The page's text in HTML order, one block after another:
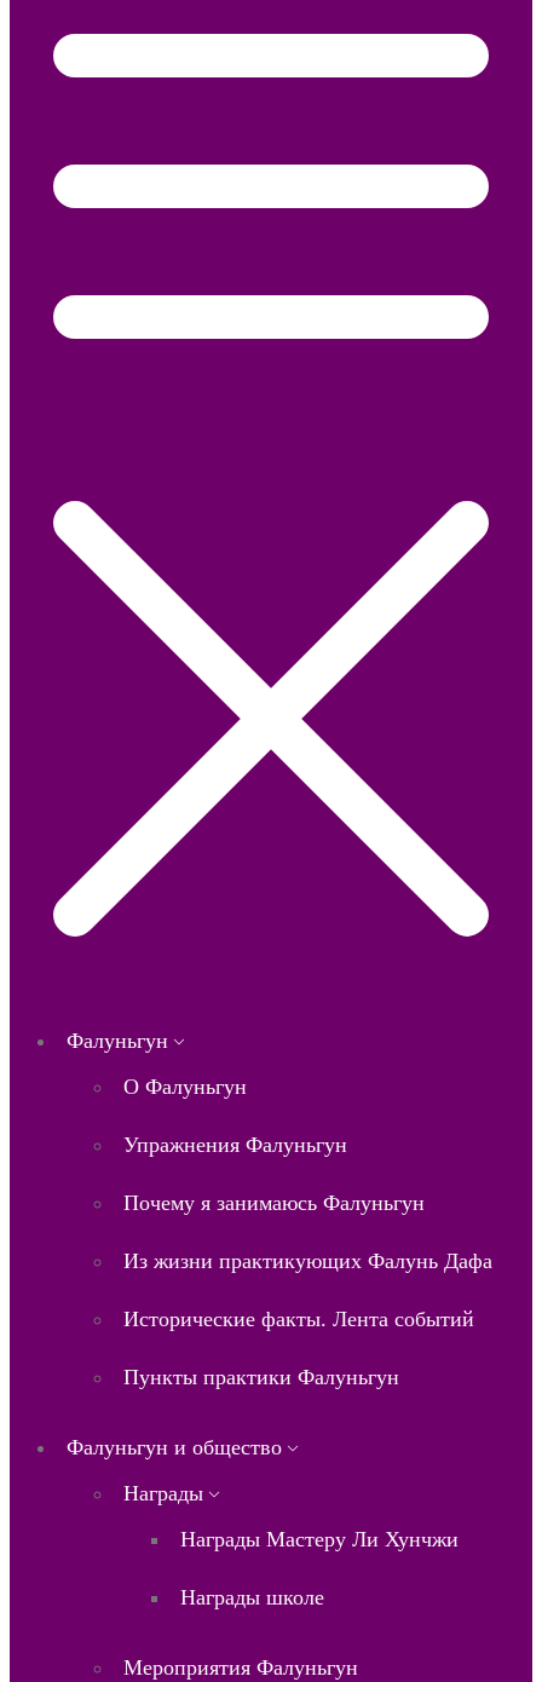
Фалуньгун
О Фалуньгун
Упражнения Фалуньгун
Почему я занимаюсь Фалуньгун
Из жизни практикующих Фалунь Дафа
Исторические факты. Лента событий
Пункты практики Фалуньгун
Фалуньгун и общество
Награды
Награды Мастеру Ли Хунчжи
Награды школе
Мероприятия Фалуньгун